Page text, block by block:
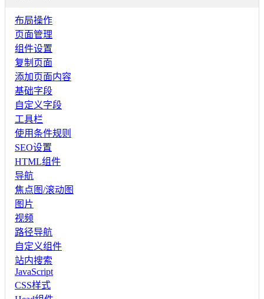
布局操作
页面管理
组件设置
复制页面
添加页面内容
基础字段
自定义字段
工具栏
使用条件规则
SEO设置
HTML组件
导航
焦点图/滚动图
图片
视频
路径导航
自定义组件
站内搜索
JavaScript
CSS样式